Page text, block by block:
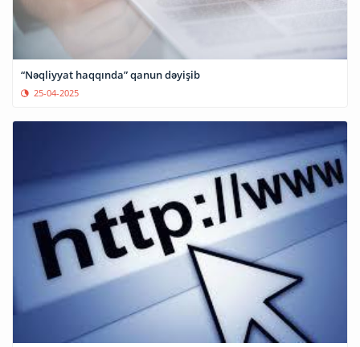
“Nəqliyyat haqqında” qanun dəyişib
25-04-2025